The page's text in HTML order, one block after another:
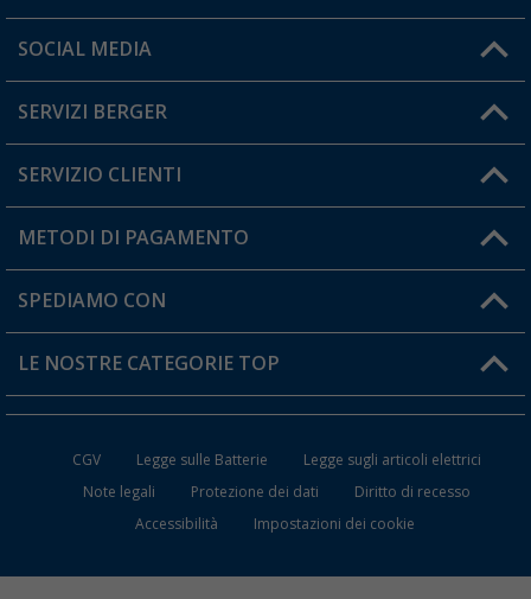
Orari di apertura del servizio:
Hai una domanda?
SOCIAL MEDIA
SERVIZI BERGER
Diventare rivenditori
Il mio Account
Carta fedeltà Berger
SERVIZIO CLIENTI
Informazioni sulla spedizione
Resi
FAQ e Contatti
METODI DI PAGAMENTO
SPEDIAMO CON
LE NOSTRE CATEGORIE TOP
WC da Campeggio
Mobili per il Campeggio
Frigo Portatili
CGV Legge sulle Batterie
Legge sugli articoli elettrici
Note legali
Protezione dei dati
Diritto di recesso
Accessibilità
Impostazioni dei cookie